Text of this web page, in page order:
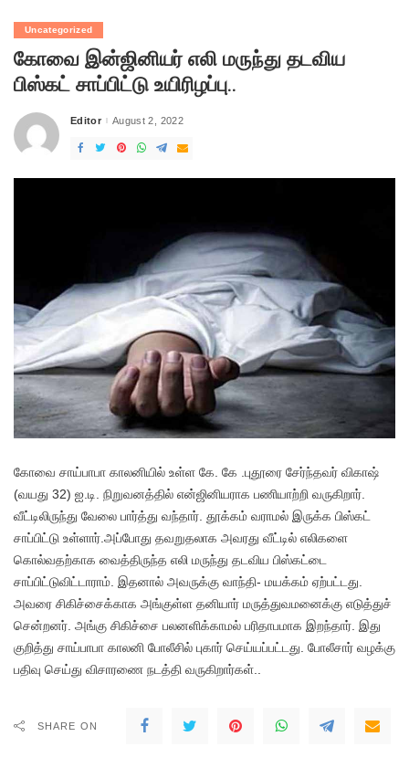
Uncategorized
கோவை இன்ஜினியர் எலி மருந்து தடவிய
பிஸ்கட் சாப்பிட்டு உயிரிழப்பு..
Posted
Editor August 2, 2022
கோவை சாய்பாபா காலனியில் உள்ள கே. கே .புதூரை சேர்ந்தவர் விகாஷ்
(வயது 32) ஐ.டி. நிறுவனத்தில் என்ஜினியராக பணியாற்றி வருகிறார்.
வீட்டிலிருந்து வேலை பார்த்து வந்தார். தூக்கம் வராமல் இருக்க பிஸ்கட்
சாப்பிட்டு உள்ளார்.அப்போது தவறுதலாக அவரது வீட்டில் எலிகளை
கொல்வதற்காக வைத்திருந்த எலி மருந்து தடவிய பிஸ்கட்டை
சாப்பிட்டுவிட்டாராம். இதனால் அவருக்கு வாந்தி- மயக்கம் ஏற்பட்டது.
அவரை சிகிச்சைக்காக அங்குள்ள தனியார் மருத்துவமனைக்கு எடுத்துச்
சென்றனர். அங்கு சிகிச்சை பலனளிக்காமல் பரிதாபமாக இறந்தார். இது
குறித்து சாய்பாபா காலனி போலீசில் புகார் செய்யப்பட்டது. போலீசார் வழக்கு
பதிவு செய்து விசாரணை நடத்தி வருகிறார்கள்..
SHARE ON